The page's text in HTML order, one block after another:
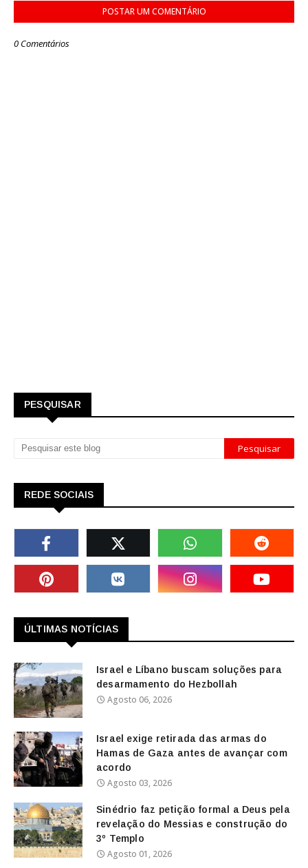
POSTAR UM COMENTÁRIO
0 Comentários
PESQUISAR
REDE SOCIAIS
ÚLTIMAS NOTÍCIAS
Israel e Líbano buscam soluções para
desarmamento do Hezbollah
Agosto 06, 2026
Israel exige retirada das armas do
Hamas de Gaza antes de avançar com
acordo
Agosto 03, 2026
Sinédrio faz petição formal a Deus pela
revelação do Messias e construção do
3º Templo
Agosto 01, 2026